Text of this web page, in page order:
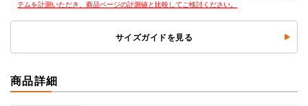
テムを計測いただき、商品ページの計測値と比較してご検討ください。
サイズガイドを見る
商品詳細